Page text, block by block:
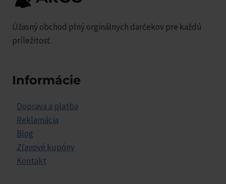
Úžasný obchod plný orginálnych darčekov pre každú
príležitosť.
Informácie
Doprava a platba
Reklamácia
Blog
Zľavové kupóny
Kontakt